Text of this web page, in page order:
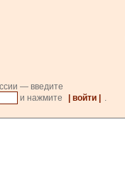
— введите
и нажмите | войти |
.